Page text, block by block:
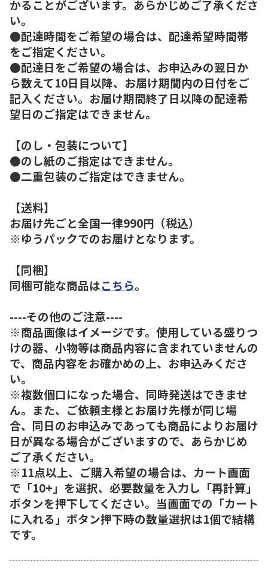
かることがございます。あらかじめご了承くださ
い。
●配達時間をご希望の場合は、配達希望時間帯
をご指定ください。
●配達日をご希望の場合は、お申込みの翌日か
ら数えて10日目以降、お届け期間内の日付をご
記入ください。お届け期間終了日以降の配達希
望日のご指定はできません。
【のし・包装について】
●のし紙のご指定はできません。
●二重包装のご指定はできません。
【送料】
お届け先ごと全国一律990円（税込）
※ゆうパックでのお届けとなります。
【同梱】
同梱可能な商品はこちら。
----その他のご注意----
※商品画像はイメージです。使用している盛りつ
けの器、小物等は商品内容に含まれていませんの
で、商品内容をお確かめの上、お申込みくださ
い。
※複数個口になった場合、同時発送はできませ
ん。また、ご依頼主様とお届け先様が同じ場
合、同日のお申込みであっても商品によりお届け
日が異なる場合がございますので、あらかじめ
ご了承ください。
※11点以上、ご購入希望の場合は、カート画面
で「10+」を選択、必要数量を入力し「再計算」
ボタンを押下してください。当画面での「カート
に入れる」ボタン押下時の数量選択は1個で結構
です。